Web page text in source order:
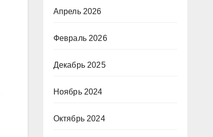
Апрель 2026
Февраль 2026
Декабрь 2025
Ноябрь 2024
Октябрь 2024